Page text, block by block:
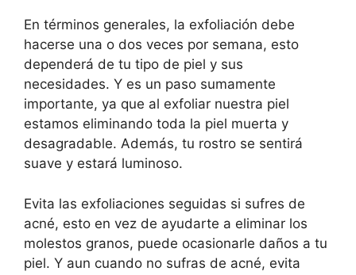
En términos generales, la exfoliación debe
hacerse una o dos veces por semana, esto
dependerá de tu tipo de piel y sus
necesidades. Y es un paso sumamente
importante, ya que al exfoliar nuestra piel
estamos eliminando toda la piel muerta y
desagradable. Además, tu rostro se sentirá
suave y estará luminoso.
Evita las exfoliaciones seguidas si sufres de
acné, esto en vez de ayudarte a eliminar los
molestos granos, puede ocasionarle daños a tu
piel. Y aun cuando no sufras de acné, evita